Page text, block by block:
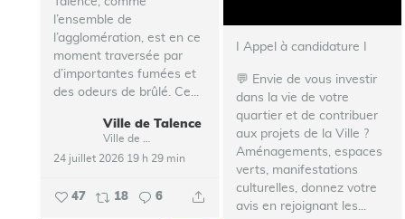
l’ensemble de
l’agglomération, est en ce
moment traversée par
d’importantes fumées et
des odeurs de brûlé. Ce...
Ville de Talence
24 juillet 2026 19 h 29 min
47 18 6
I Appel à candidature I
💬 Envie de vous investir
dans la vie de votre
quartier et de contribuer
aux projets de la Ville ?
Aménagements, espaces
verts, manifestations
culturelles, donnez votre
avis en rejoignant les...